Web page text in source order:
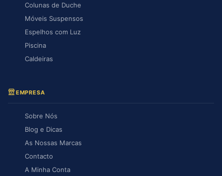
Colunas de Duche
Móveis Suspensos
Espelhos com Luz
Piscina
Caldeiras
EMPRESA
Sobre Nós
Blog e Dicas
As Nossas Marcas
Contacto
A Minha Conta